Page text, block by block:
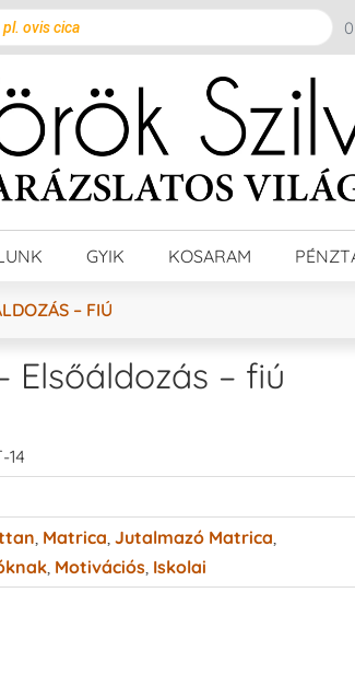
0
GYIK KOSARAM
– FIÚ
Elsőáldozás – fiú
14
Matrica Jutalmazó Matrica
, Motivációs, Iskolai